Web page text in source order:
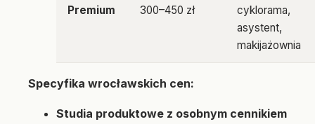
Premium 300–450 zł
cyklorama,
asystent,
makijażownia
Specyfika wrocławskich cen:
Studia produktowe z osobnym cennikiem